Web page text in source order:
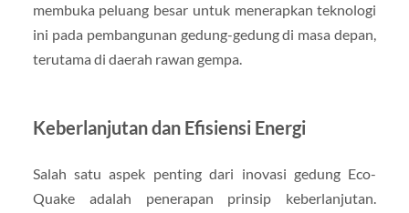
membuka peluang besar untuk menerapkan teknologi
ini pada pembangunan gedung-gedung di masa depan,
terutama di daerah rawan gempa.
Keberlanjutan dan Efisiensi Energi
Salah satu aspek penting dari inovasi gedung Eco-
Quake adalah penerapan prinsip keberlanjutan.